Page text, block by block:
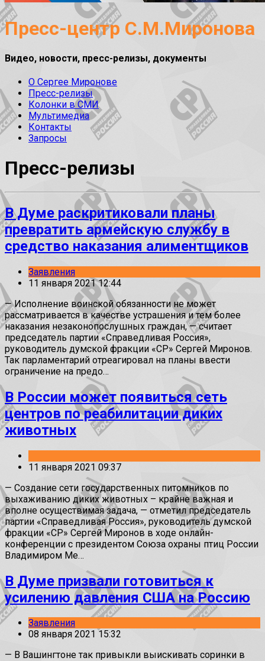
Пресс-центр С.М.Миронова
Видео, новости, пресс-релизы, документы
О Сергее Миронове
Пресс-релизы
Колонки в СМИ
Мультимедиа
Контакты
Запросы
Пресс-релизы
В Думе раскритиковали планы
превратить армейскую службу в
средство наказания алиментщиков
Заявления
11 января 2021 12:44
— Исполнение воинской обязанности не может
рассматривается в качестве устрашения и тем более
наказания незаконопослушных граждан, — считает
председатель партии «Справедливая Россия»,
руководитель думской фракции «СР» Сергей Миронов.
Так парламентарий отреагировал на планы ввести
ограничение на предо…
В России может появиться сеть
центров по реабилитации диких
животных
11 января 2021 09:37
— Создание сети государственных питомников по
выхаживанию диких животных – крайне важная и
вполне осуществимая задача, — отметил председатель
партии «Справедливая Россия», руководитель думской
фракции «СР» Сергей Миронов в ходе онлайн-
конференции с президентом Союза охраны птиц России
Владимиром Ме…
В Думе призвали готовиться к
усилению давления США на Россию
Заявления
08 января 2021 15:32
— В Вашингтоне так привыкли выискивать соринки в